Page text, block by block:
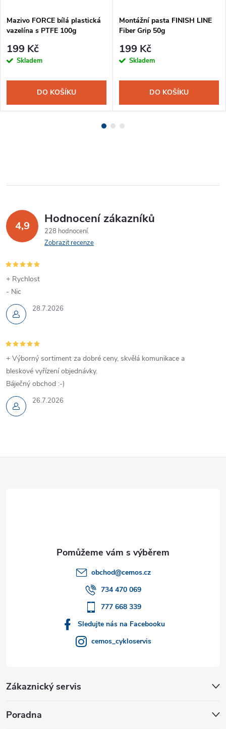
Mazivo FORCE bílá plastická
vazelína s PTFE 100g
199 Kč
Skladem
DO KOŠÍKU
Montážní pasta FINISH LINE
Fiber Grip 50g
199 Kč
Skladem
DO KOŠÍKU
4,9 Hodnocení zákazníků
228 hodnocení
Zobrazit recenze
28.7.2026
+ Rychlost
- Nic
26.7.2026
+ Výborný sortiment za dobré ceny, skvělá komunikace a
bleskové vyřízení objednávky.
Báječný obchod :-)
obchod@cemos.cz
734 470 069
777 668 339
Sledujte nás na Facebooku
cemos_cykloservis
Zákaznický servis
Poradna